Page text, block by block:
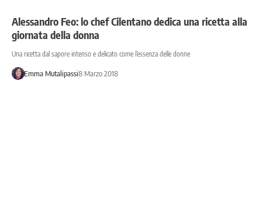
Alessandro Feo: lo chef Cilentano dedica una ricetta alla
giornata della donna
Una ricetta dal sapore intenso e delicato come l’essenza delle donne
Emma Mutalipassi8 Marzo 2018